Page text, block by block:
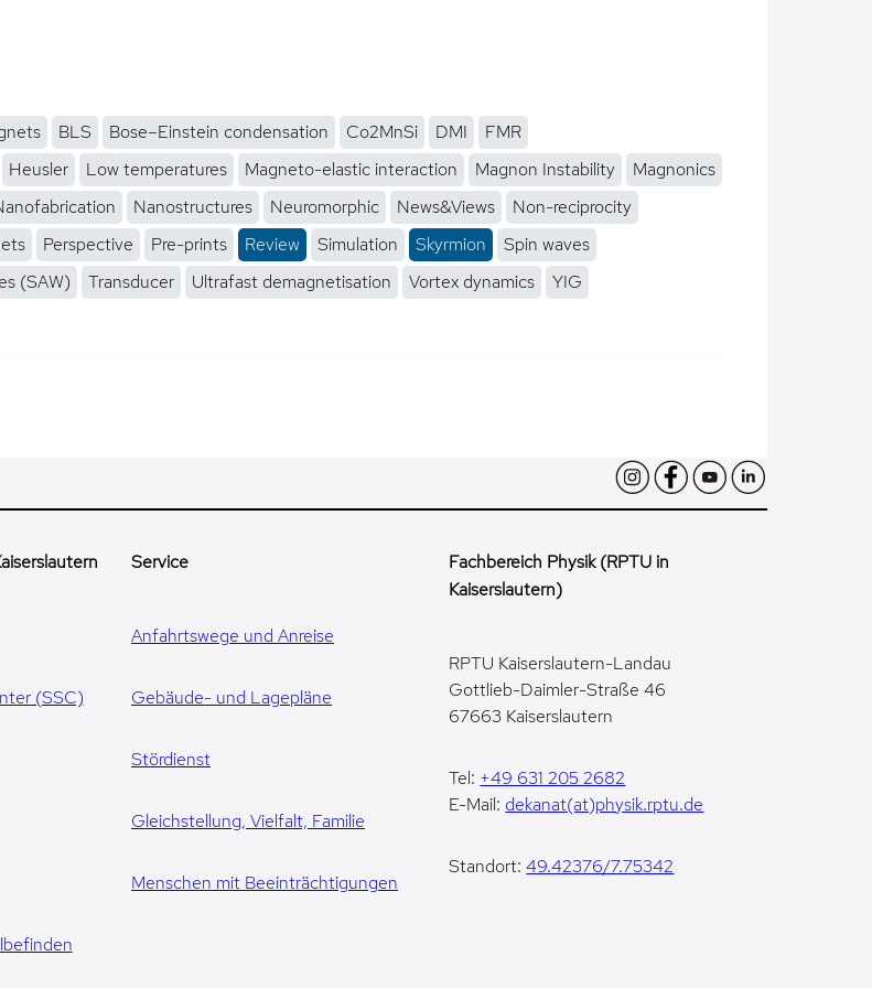
BLS Bose–Einstein condensation Co2MnSi DMI
FMR
Heusler Low temperatures Magneto-elastic interaction Magnon Instability
Magnonics
Nanostructures Neuromorphic News&Views
Non-reciprocity
Perspective Pre-prints Review Simulation Skyrmion
Spin waves
(SAW) Transducer Ultrafast demagnetisation Vortex dynamics
YIG
(SSC)
Service
Anfahrtswege und Anreise
Gebäude- und Lagepläne
Stördienst
Gleichstellung, Vielfalt, Familie
Menschen mit Beeinträchtigungen
Fachbereich Physik (RPTU in
Kaiserslautern)
RPTU Kaiserslautern-Landau
Gottlieb-Daimler-Straße 46
67663 Kaiserslautern
Tel: +49 631 205 2682
E-Mail: dekanat(at)physik.rptu.de
Standort:49.42376/7.75342